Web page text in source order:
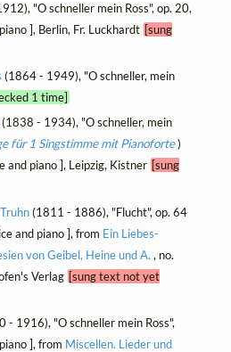
"O schneller mein Ross", op. 20,
], Berlin, Fr. Luckhardt [sung
(1864 - 1949), "O schneller, mein
1 time]
(1838 - 1934), "O schneller, mein
für 1 Singstimme mit Pianoforte)
and piano ], Leipzig, Kistner [sung
(1811 - 1886), "Flucht", op. 64
and piano ], from Ein Liebes-
von Geibel, Heine und A. , no.
Verlag [sung text not yet
- 1916), "O schneller mein Ross",
], from Miscellen. Lieder und